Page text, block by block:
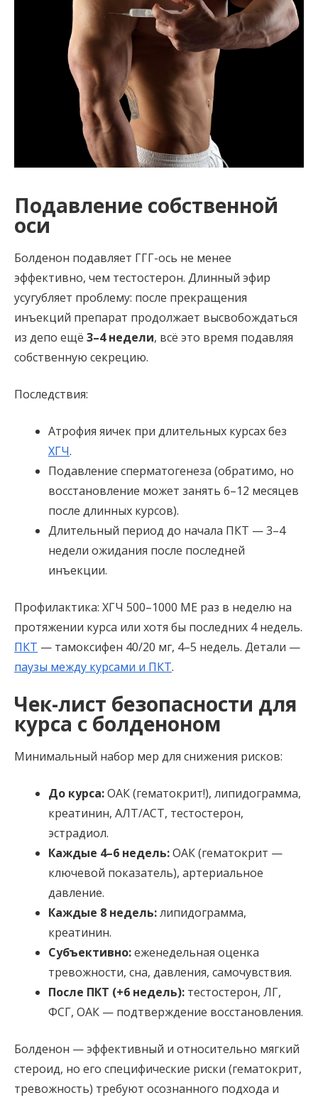
Подавление собственной
оси
Болденон подавляет ГГГ-ось не менее
эффективно, чем тестостерон. Длинный эфир
усугубляет проблему: после прекращения
инъекций препарат продолжает высвобождаться
из депо ещё 3–4 недели, всё это время подавляя
собственную секрецию.
Последствия:
Атрофия яичек при длительных курсах без
ХГЧ.
Подавление сперматогенеза (обратимо, но
восстановление может занять 6–12 месяцев
после длинных курсов).
Длительный период до начала ПКТ — 3–4
недели ожидания после последней
инъекции.
Профилактика: ХГЧ 500–1000 МЕ раз в неделю на
протяжении курса или хотя бы последних 4 недель.
ПКТ — тамоксифен 40/20 мг, 4–5 недель. Детали —
паузы между курсами и ПКТ.
Чек-лист безопасности для
курса с болденоном
Минимальный набор мер для снижения рисков:
До курса:ОАК (гематокрит!), липидограмма,
креатинин, АЛТ/АСТ, тестостерон,
эстрадиол.
Каждые 4–6 недель:ОАК (гематокрит —
ключевой показатель), артериальное
давление.
Каждые 8 недель:липидограмма,
креатинин.
Субъективно:еженедельная оценка
тревожности, сна, давления, самочувствия.
После ПКТ (+6 недель): тестостерон, ЛГ,
ФСГ, ОАК — подтверждение восстановления.
Болденон — эффективный и относительно мягкий
стероид, но его специфические риски (гематокрит,
тревожность) требуют осознанного подхода и